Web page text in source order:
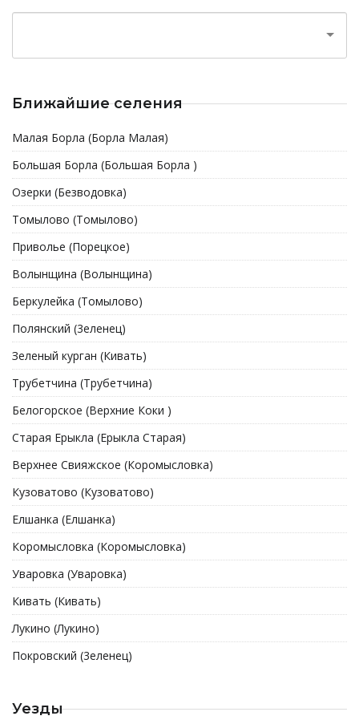
Ближайшие селения
Малая Борла (Борла Малая)
Большая Борла (Большая Борла )
Озерки (Безводовка)
Томылово (Томылово)
Приволье (Порецкое)
Волынщина (Волынщина)
Беркулейка (Томылово)
Полянский (3еленец)
Зеленый курган (Кивать)
Трубетчина (Трубетчина)
Белогорское (Верхние Коки )
Старая Ерыкла (Ерыкла Старая)
Верхнее Свияжское (Коромысловка)
Кузоватово (Кузоватово)
Елшанка (Елшанка)
Коромысловка (Коромысловка)
Уваровка (Уваровка)
Кивать (Кивать)
Лукино (Лукино)
Покровский (3еленец)
Уезды